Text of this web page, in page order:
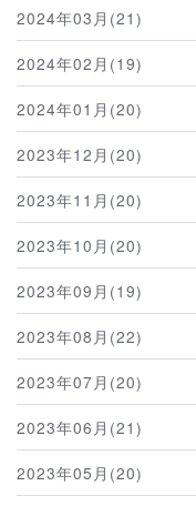
2024年03月(21)
2024年02月(19)
2024年01月(20)
2023年12月(20)
2023年11月(20)
2023年10月(20)
2023年09月(19)
2023年08月(22)
2023年07月(20)
2023年06月(21)
2023年05月(20)